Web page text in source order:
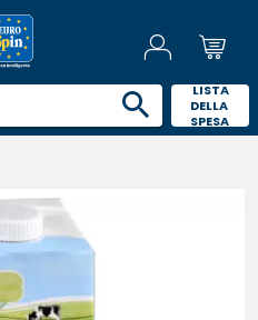
LISTA
DELLA
SPESA